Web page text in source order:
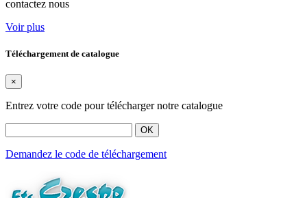
contactez nous
Voir plus
Téléchargement de catalogue
×
Entrez votre code pour télécharger notre catalogue
OK
Demandez le code de téléchargement